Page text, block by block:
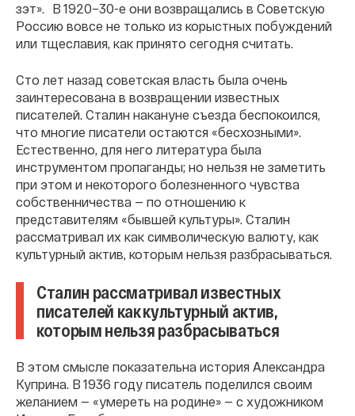
зэт». В 1920–30-е они возвращались в Советскую
Россию вовсе не только из корыстных побуждений
или тщеславия, как принято сегодня считать.
Сто лет назад советская власть была очень
заинтересована в возвращении известных
писателей. Сталин накануне съезда беспокоился,
что многие писатели остаются «бесхозными».
Естественно, для него литература была
инструментом пропаганды; но нельзя не заметить
при этом и некоторого болезненного чувства
собственничества — по отношению к
представителям «бывшей культуры». Сталин
рассматривал их как символическую валюту, как
культурный актив, которым нельзя разбрасываться.
Сталин рассматривал известных
писателей как культурный актив,
которым нельзя разбрасываться
В этом смысле показательна история Александра
Куприна. В 1936 году писатель поделился своим
желанием — «умереть на родине» — с художником